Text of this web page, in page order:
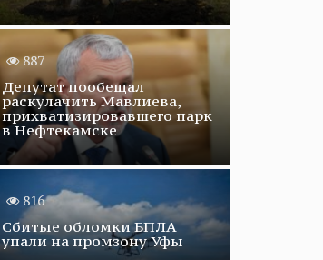
887
Депутат пообещал
раскулачить Мавлиева,
прихватизировавшего парк
в Нефтекамске
816
Сбитые обломки БПЛА
упали на промзону Уфы